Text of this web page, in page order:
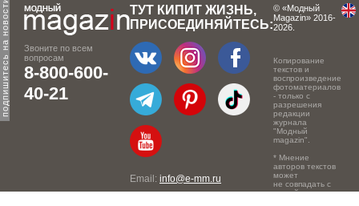
подпишитесь на новости брендов
Звоните по всем
вопросам
8-800-600-
40-21
ТУТ КИПИТ ЖИЗНЬ,
ПРИСОЕДИНЯЙТЕСЬ:
Email: info@e-mm.ru
© «Модный
Magazin» 2016-
2026.
Копирование
текстов и
воспроизведение
фотоматериалов
- только с
разрешения
редакции
журнала
"Модный
magazin".
* Мнение
авторов текстов
может
не совпадать с
точкой зрения